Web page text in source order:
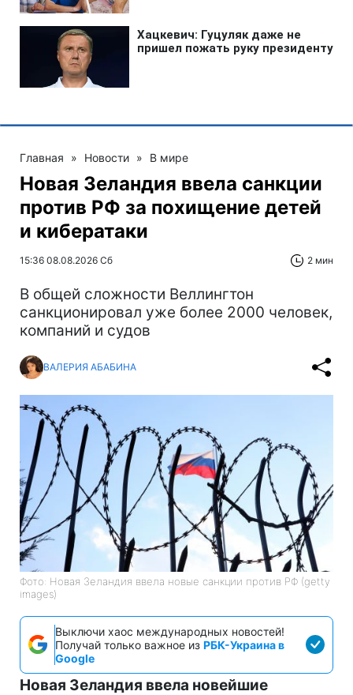
Главная » Новости » В мире
Новая Зеландия ввела санкции
против РФ за похищение детей
и кибератаки
15:36 08.08.2026 Сб 2 мин
В общей сложности Веллингтон
санкционировал уже более 2000 человек,
компаний и судов
ВАЛЕРИЯ АБАБИНА
Фото: Новая Зеландия ввела новые санкции против РФ (getty
images)
Выключи хаос международных новостей!
Получай только важное из РБК-Украина в
Google
Новая Зеландия ввела новейшие